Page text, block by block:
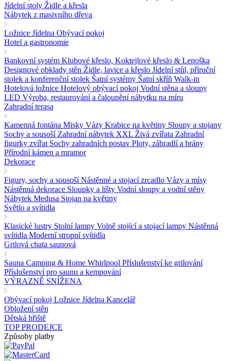
Jídelní stoly Židle a křesla
Nábytek z masivního dřeva
Ložnice Jídelna Obývací pokoj
Hotel a gastronomie
Bankovní systém Klubové křeslo, Koktejlové křeslo & Lenoška
Designové obklady stěn Židle, lavice a křeslo Jídelní stůl, příruční
stolek a konferenční stolek Šatní systémy Šatní skříň Walk-in
Hotelová ložnice Hotelový obývací pokoj Vodní stěna a sloupy
LED Výroba, restaurování a čalounění nábytku na míru
Zahradní terasa
Kamenná fontána Misky Vázy Krabice na květiny Sloupy a stojany
Sochy a sousoší Zahradní nábytek XXL Živá zvířata Zahradní
figurky zvířat Sochy zahradních postav Ploty, zábradlí a brány
Přírodní kámen a mramor
Dekorace
Figury, sochy a sousošíNástěnné a stojací zrcadlo Vázy a mísy
Nástěnná dekorace Sloupky a lišty Vodní sloupy a vodní stěny
Nábytek Medusa Stojan na květiny
Světlo a svítidla
Klasické lustry Stolní lampy Volně stojící a stojací lampy Nástěnná
svítidla Moderní stropní svítidla
Grilová chata saunová
Sauna Camping & Home Whirlpool Příslušenství ke grilování
Příslušenství pro saunu a kempování
VÝRAZNĚ SNÍŽENA
Obývací pokoj Ložnice Jídelna Kancelář
Obložení stěn
Dětská hřiště
TOP PRODEJCE
Způsoby platby